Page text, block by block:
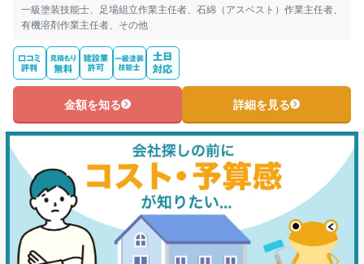
一級塗装技能士、足場組立作業主任者、石綿（アスベスト）作業主任者、
有機溶剤作業主任者、その他
金額を知る 詳細を見る